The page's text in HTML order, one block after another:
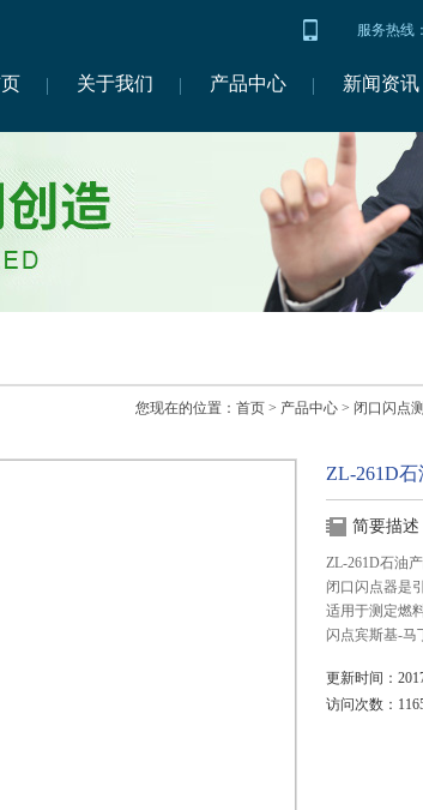
服务热线
关于我们 产品中心 新闻资讯
您现在的位置： 首页 > 产品中心 > 闭口闪点
ZL-261D
简要描述
ZL-261D石油
闭口闪点器是
适用于测定燃
闪点宾斯基-马
更新时间：
访问次数：